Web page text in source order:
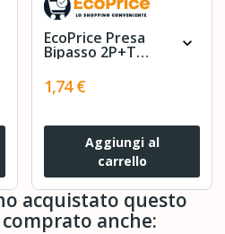
EcoPrice Presa
Bipasso 2P+T
Nero SD81800
expand_more
1,74 €
Aggiungi al
carrello
acquistato questo
anche: